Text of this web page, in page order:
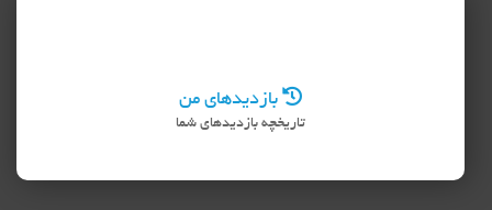
بازدیدهای من
تاریخچه بازدیدهای شما